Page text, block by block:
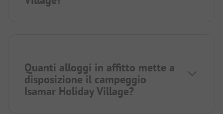
Quanti alloggi in affitto mette a
disposizione il campeggio
Isamar Holiday Village?